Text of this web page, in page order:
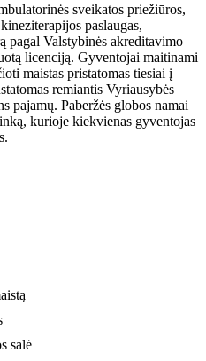
sveikatos priežiūros,
paslaugas,
pagal Valstybinės akreditavimo
licenciją. Gyventojai maitinami
maistas pristatomas tiesiai į
remiantis Vyriausybės
pajamų. Paberžės globos namai
kurioje kiekvienas gyventojas
salė